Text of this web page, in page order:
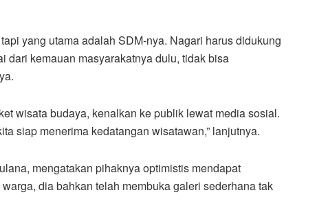
yang utama adalah SDM-nya. Nagari harus didukung
dari kemauan masyarakatnya dulu, tidak bisa
wisata budaya, kenalkan ke publik lewat media sosial.
siap menerima kedatangan wisatawan,” lanjutnya.
mengatakan pihaknya optimistis mendapat
dia bahkan telah membuka galeri sederhana tak